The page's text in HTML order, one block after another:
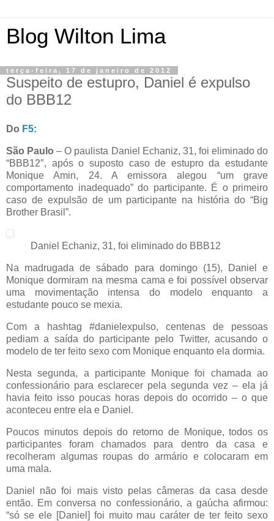
Blog Wilton Lima
terça-feira, 17 de janeiro de 2012
Suspeito de estupro, Daniel é expulso
do BBB12
Do F5:
São Paulo – O paulista Daniel Echaniz, 31, foi eliminado do
“BBB12″, após o suposto caso de estupro da estudante
Monique Amin, 24. A emissora alegou “um grave
comportamento inadequado” do participante. É o primeiro
caso de expulsão de um participante na história do “Big
Brother Brasil”.
Daniel Echaniz, 31, foi eliminado do BBB12
Na madrugada de sábado para domingo (15), Daniel e
Monique dormiram na mesma cama e foi possível observar
uma movimentação intensa do modelo enquanto a
estudante pouco se mexia.
Com a hashtag #danielexpulso, centenas de pessoas
pediam a saída do participante pelo Twitter, acusando o
modelo de ter feito sexo com Monique enquanto ela dormia.
Nesta segunda, a participante Monique foi chamada ao
confessionário para esclarecer pela segunda vez – ela já
havia feito isso poucas horas depois do ocorrido – o que
aconteceu entre ela e Daniel.
Poucos minutos depois do retorno de Monique, todos os
participantes foram chamados para dentro da casa e
recolheram algumas roupas do armário e colocaram em
uma mala.
Daniel não foi mais visto pelas câmeras da casa desde
então. Em conversa no confessionário, a gaúcha afirmou:
“só se ele [Daniel] foi muito mau caráter de ter feito sexo